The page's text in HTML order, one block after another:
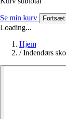
Se min kurv Fortsæt
Loading...
Hjem
/ Indendørs